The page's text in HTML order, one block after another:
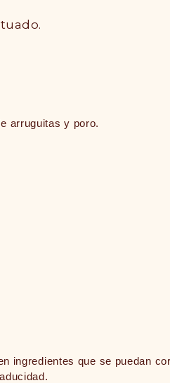
arruguitas y poro.
ingredientes que se puedan